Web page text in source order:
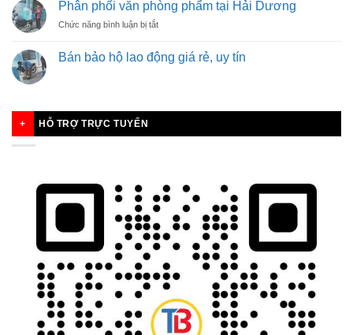
MẶT
dụng
phòng
ty
Phân phối văn phòng phẩm tại Hải Dương
Chức năng bình luận bị tắtở
phối
văn
Bán bảo hộ lao động giá rẻ, uy tín
HỖ TRỢ TRỰC TUYẾN